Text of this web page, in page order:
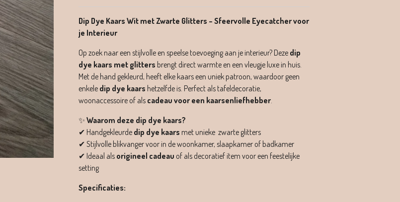
Dip Dye Kaars Wit met Zwarte Glitters – Sfeervolle Eyecatcher voor
je Interieur
Op zoek naar een stijlvolle en speelse toevoeging aan je interieur? Deze dip
dye kaars met glitters brengt direct warmte en een vleugje luxe in huis.
Met de hand gekleurd, heeft elke kaars een uniek patroon, waardoor geen
enkele dip dye kaars hetzelfde is. Perfect als tafeldecoratie,
woonaccessoire of als cadeau voor een kaarsenliefhebber.
✨ Waarom deze dip dye kaars?
✔ Handgekleurde dip dye kaars met unieke zwarte glitters
✔ Stijlvolle blikvanger voor in de woonkamer, slaapkamer of badkamer
✔ Ideaal als origineel cadeau of als decoratief item voor een feestelijke
setting
Specificaties: